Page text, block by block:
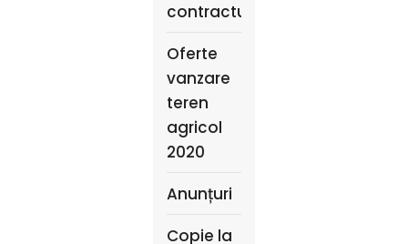
contractuale
Oferte
vanzare
teren
agricol
2020
Anunțuri
Copie la